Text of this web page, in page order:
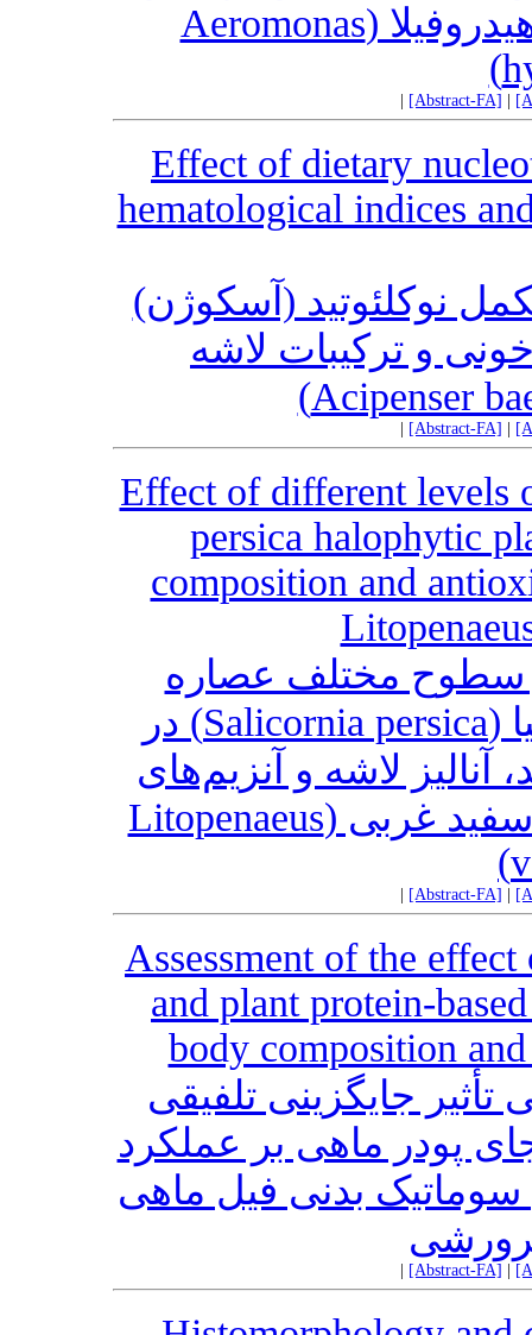
ناشی از باکتری آئروموناس هیدروفیلا (Aeromonas
[Abstract-FA]
Effect of dietary
hematological indices
نوکلئوتید (آسکوژن)
و ترکیبات لاشه
[Abstract-FA]
Effect of different levels
persica halophytic
composition and
سطوح مختلف عصاره
اتانولی گیاه هالوفیت سالیکورنیا (Salicornia persica) در
لاشه و آنزیم‌های
آنتی‌اکسیدانی میگوهای جوان پاسفید غربی (Litopenaeus
[Abstract-FA]
Assessment of the
and plant protein-
body composition
جایگزینی تلفیقی
پودر ماهی بر عملکرد
بدنی فیل ماهی
[Abstract-FA]